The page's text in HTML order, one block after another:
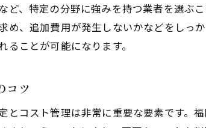
外壁塗装のタイミ
外観デザインのト
環境にやさしいエ
通風を活かした窓
ど、特定の分野に強みを持つ業者を選ぶ
め、追加費用が発生しないかなどをしっ
ることが可能になります。
コツ
とコスト管理は非常に重要な要素です。